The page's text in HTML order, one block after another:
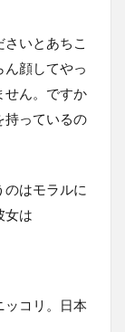
いとあちこ
顔してやっ
せん。ですか
持っているの
はモラルに
女は
ッコリ。日本